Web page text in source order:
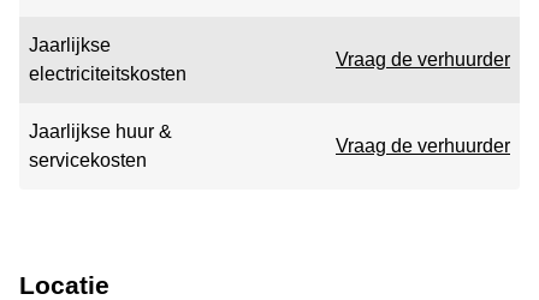
Jaarlijkse
electriciteitskosten
Vraag de verhuurder
Jaarlijkse huur &
servicekosten
Vraag de verhuurder
Locatie